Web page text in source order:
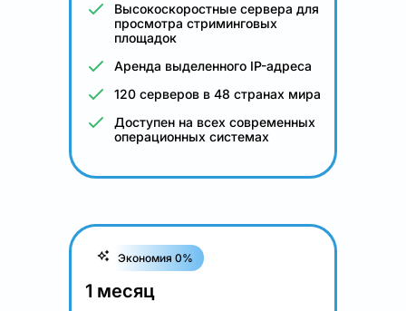
Высокоскоростные сервера для
просмотра стриминговых
площадок
Аренда выделенного IP-адреса
120 серверов в 48 странах мира
Доступен на всех современных
операционных системах
Экономия 0%
1 месяц